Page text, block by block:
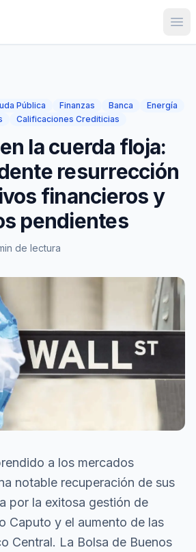
Pública Finanzas Banca
Energía
Calificaciones Crediticias
la cuerda floja:
resurrección
financieros y
pendientes
de lectura
a los mercados
notable recuperación de sus
por la exitosa gestión de
Caputo y el aumento de las
Central. La Bolsa de Buenos